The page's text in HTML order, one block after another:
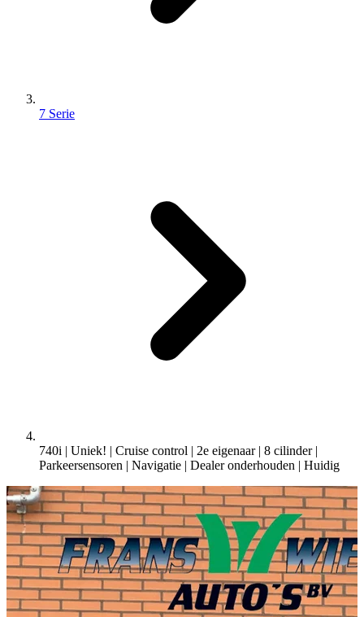
7 Serie
740i | Uniek! | Cruise control | 2e eigenaar | 8 cilinder |
Parkeersensoren | Navigatie | Dealer onderhouden | Huidig